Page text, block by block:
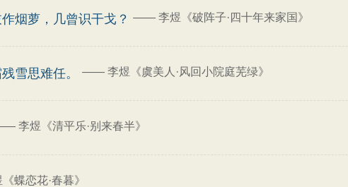
烟萝，几曾识干戈？ —— 李煜《破阵子·四十年来家国》
雪思难任。 —— 李煜《虞美人·风回小院庭芜绿》
李煜《清平乐·别来春半》
蝶恋花·春暮》